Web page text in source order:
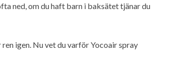
ned, om du haft barn i baksätet tjänar du
igen. Nu vet du varför Yocoair spray